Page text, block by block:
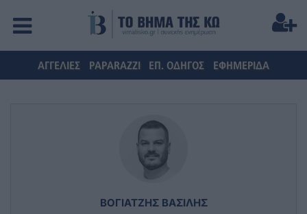
ΑΓΓΕΛΙΕΣ PAPARAZZI ΕΠ. ΟΔΗΓΟΣ ΕΦΗΜΕΡΙΔΑ
ΒΟΓΙΑΤΖΗΣ ΒΑΣΙΛΗΣ